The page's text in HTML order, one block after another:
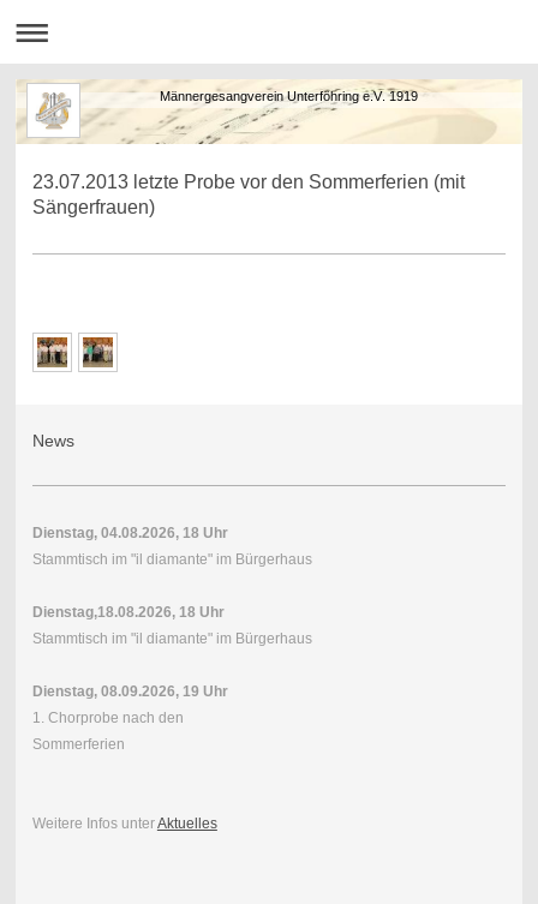
Männergesangverein Unterföhring e.V. 1919
23.07.2013 letzte Probe vor den Sommerferien (mit
Sängerfrauen)
News
Dienstag, 04.08.2026, 18 Uhr
Stammtisch im "il diamante" im Bürgerhaus
Dienstag,18.08.2026, 18 Uhr
Stammtisch im "il diamante" im Bürgerhaus
Dienstag, 08.09.2026, 19 Uhr
1. Chorprobe nach den
Sommerferien
Weitere Infos unterAktuelles